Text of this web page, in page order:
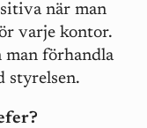
när man
varje kontor.
man förhandla
styrelsen.